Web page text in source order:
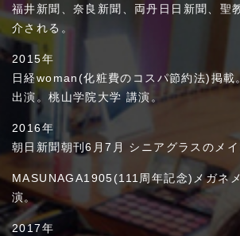
福井新聞、奈良新聞、両丹日日新聞、聖
介される。
2015年
日経woman(化粧費のコスパ節約法)掲載
出演。桃山学院大学 講演。
2016年
朝日新聞朝刊6月7月 シニアグラスのメイ
MASUNAGA1905(111周年記念)メガネ
演。
2017年